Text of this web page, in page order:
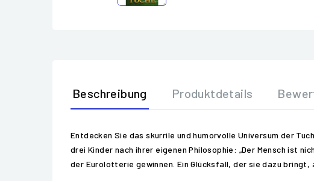
Beschreibung Produktdetails
Entdecken Sie das skurrile und humorvolle Universum der
drei Kinder nach ihrer eigenen Philosophie: „Der Mensch ist
der Eurolotterie gewinnen. Ein Glücksfall, der sie dazu